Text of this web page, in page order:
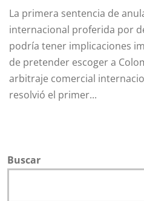
La primera sentencia de
internacional proferida por
podría tener implicaciones
de pretender escoger a
arbitraje comercial
resolvió el primer...
Buscar